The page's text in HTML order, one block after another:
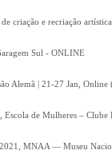
criação e recriação
Sul - ONLINE
Alemã | 21-27 Jan,
Escola de Mulheres – Clube
2021, MNAA — Museu